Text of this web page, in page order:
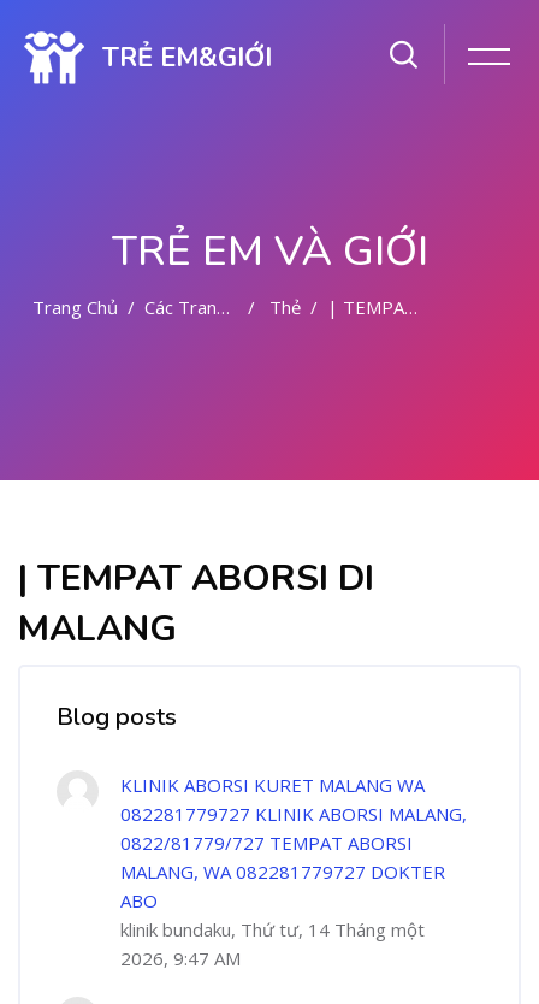
TRẺ EM&GIỚI
TRẺ EM VÀ GIỚI
Trang Chủ Các Trang Của Hệ Thống Thẻ | TEMPAT ABORSI DI MALANG
| TEMPAT ABORSI DI
MALANG
Blog posts
KLINIK ABORSI KURET MALANG WA
082281779727 KLINIK ABORSI MALANG,
0822/81779/727 TEMPAT ABORSI
MALANG, WA 082281779727 DOKTER
ABO
klinik bundaku, Thứ tư, 14 Tháng một
2026, 9:47 AM